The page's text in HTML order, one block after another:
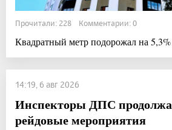
Прочитали: 228 Комментарии: 0
Квадратный метр подорожал на 5,3%
14:19, 6 авг 2026
Инспекторы ДПС
рейдовые мероприятия